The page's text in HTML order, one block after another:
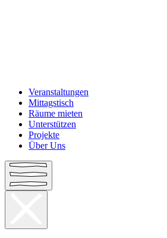
Veranstaltungen
Mittagstisch
Räume mieten
Unterstützen
Projekte
Über Uns